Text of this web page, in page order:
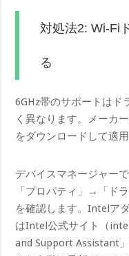
対処法2: Wi-Fi
る
6GHz帯のサポートはド
く異なります。メーカ
をダウンロードして適用
デバイスマネージャー
「プロパティ」→「ド
を確認します。Intelア
はIntel公式サイト（
a​nd Support Assistant